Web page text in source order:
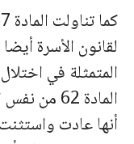
لقانون الأسرة
المتمثلة في
المادة 62
أنها عادت واستثنت